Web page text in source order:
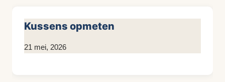
Kussens opmeten
Door
21 mei, 2026